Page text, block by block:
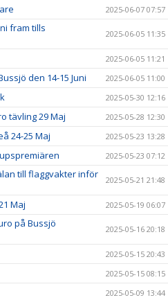
2025-06-07 07:57
fram tills
2025-06-05 11:35
2025-06-05 11:21
den 14-15 Juni 2025-06-05 11:00
2025-05-30 12:16
tävling 29 Maj 2025-05-28 12:30
24-25 Maj 2025-05-23 13:28
2025-05-23 07:12
till flaggvakter inför
2025-05-21 21:48
Maj 2025-05-19 06:07
på Bussjö
2025-05-16 20:18
2025-05-15 20:43
2025-05-15 08:15
2025-05-09 13:44